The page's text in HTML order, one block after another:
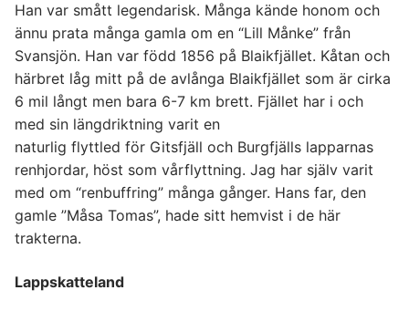
Han var smått legendarisk. Många kände honom och
ännu prata många gamla om en “Lill Månke” från
Svansjön. Han var född 1856 på Blaikfjället. Kåtan och
härbret låg mitt på de avlånga Blaikfjället som är cirka
6 mil långt men bara 6-7 km brett. Fjället har i och
med sin längdriktning varit en
naturlig flyttled för Gitsfjäll och Burgfjälls lapparnas
renhjordar, höst som vårflyttning. Jag har själv varit
med om “renbuffring” många gånger. Hans far, den
gamle ”Måsa Tomas”, hade sitt hemvist i de här
trakterna.
Lappskatteland